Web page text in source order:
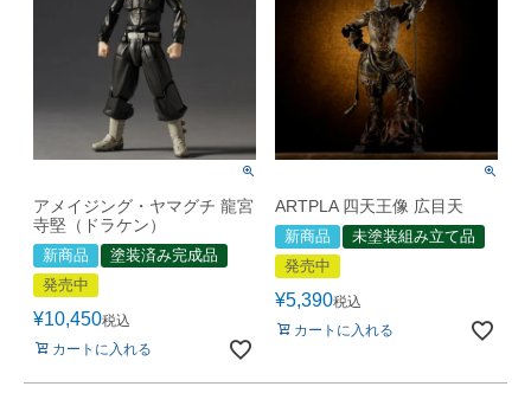
アメイジング・ヤマグチ 龍宮
寺堅（ドラケン）
新商品
塗装済み完成品
発売中
¥10,450税込
カートに入れる
ARTPLA 四天王像 広目天
新商品
未塗装組み立て品
発売中
¥5,390税込
カートに入れる